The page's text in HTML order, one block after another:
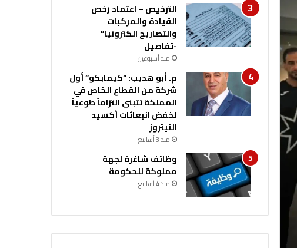
الترخيص – اعتماد رخص
القيادة والمركبات
والتصاريح الكترونيا”
-تفاصيل
منذ أسبوعين
م. أبو هديب: “كيمابكو” أول
شركة من القطاع الخاص في
المملكة تتبنى التزاماً طوعياً
لخفض انبعاثات أكسيد
النيتروز
منذ 3 أسابيع
وظائف شاغرة لجهة
مملوكة للحكومة
منذ 4 أسابيع